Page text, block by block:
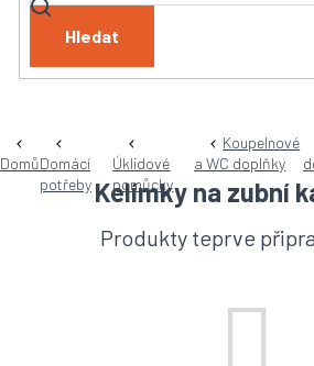
Hledat
DomůDomácí
potřeby
Úklidové
pomůcky
Koupelnové
a WC doplňky
Kelímky na zubní
Produkty teprve